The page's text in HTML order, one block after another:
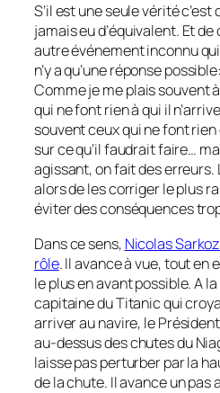
S’il est une seule vérité c’est
jamais eu d’équivalent. Et
autre événement inconnu
n’y a qu’une réponse
Comme je me plais souvent
qui ne font rien à qui il
souvent ceux qui ne font
sur ce qu’il faudrait faire…
agissant, on fait des
alors de les corriger le plus
éviter des conséquences
Dans ce sens, Nicolas
rôle. Il avance à vue, tout en
le plus en avant possible. A
capitaine du Titanic qui
arriver au navire, le
au-dessus des chutes du
laisse pas perturber par la
de la chute. Il avance un pas